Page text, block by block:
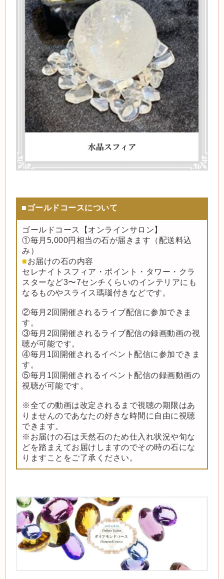
■ゴールドコースについて
ゴールドコース【オンラインサロン】
①毎月5,000円相当の石が届きます（配送料込
み）
■お届けの石の内容
セレナイトスフィア・ポイント・タワー・クラ
スターなど3〜7センチくらいのインテリアにも
なるものやスライス瑪瑙付きなどです。
②毎月2回開催されるライブ配信に参加できま
す。
③毎月2回開催されるライブ配信の録画動画の視
聴が可能です。
④毎月1回開催されるイベント配信に参加できま
す。
⑤毎月1回開催されるイベント配信の録画動画の
視聴が可能です。
※全ての動画は改定されるまで視聴の期限はあ
りませんのであなたの好きな時間に自由に視聴
できます。
※お届けの石は天然石のため仕入れ状況や旬な
どを踏まえてお届けしますのでその時の石にな
りますことをご了承ください。